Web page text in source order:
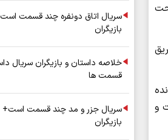
پرونده
و
سریال اتاق دونفره چند قسمت
بازیگران
خلاصه داستان و بازیگران سریال
قسمت ها
سریال جزر و مد چند قسمت است+
بازیگران